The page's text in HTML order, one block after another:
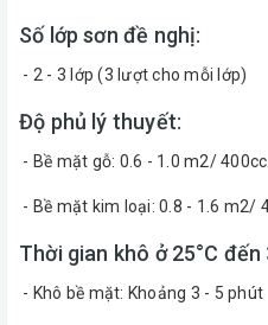
Số lớp sơn đề nghị:
- 2 - 3 lớp (3 lượt cho mỗi lớp)
Độ phủ lý thuyết:
- Bề mặt gỗ: 0.6 - 1.0 m2/ 400cc.
- Bề mặt kim loại: 0.8 - 1.6 m2/
Thời gian khô ở 25°C đến
- Khô bề mặt: Khoảng 3 - 5 phút